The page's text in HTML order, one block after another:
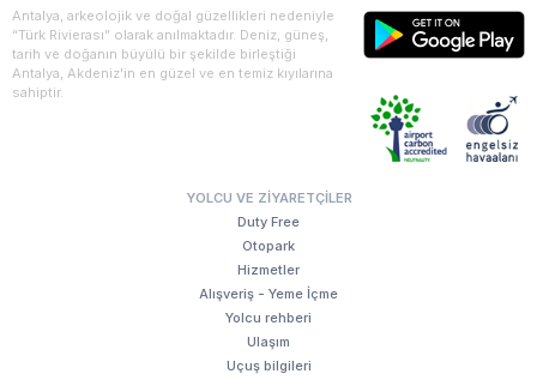
Antalya, arkeolojik ve doğal güzellikleri nedeniyle
“Türk Rivierası” olarak anılmaktadır. Deniz, güneş,
tarih ve doğanın büyülü bir şekilde birleştiği
Antalya, Akdeniz'in en güzel ve en temiz kıyılarına
sahiptir.
YOLCU VE ZIYARETÇILER
Duty Free
Otopark
Hizmetler
Alışveriş - Yeme İçme
Yolcu rehberi
Ulaşım
Uçuş bilgileri